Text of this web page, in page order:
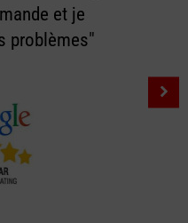
et je
problèmes"